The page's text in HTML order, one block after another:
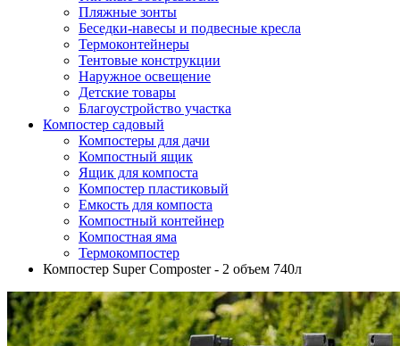
Пляжные зонты
Беседки-навесы и подвесные кресла
Термоконтейнеры
Тентовые конструкции
Наружное освещение
Детские товары
Благоустройство участка
Компостер садовый
Компостеры для дачи
Компостный ящик
Ящик для компоста
Компостер пластиковый
Емкость для компоста
Компостный контейнер
Компостная яма
Термокомпостер
Компостер Super Composter - 2 объем 740л